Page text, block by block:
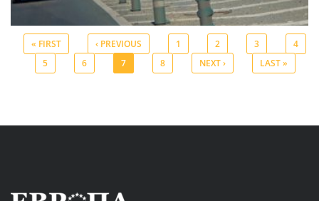
Pages
« FIRST ‹ PREVIOUS 1 2 3
4
5
6 7 8 NEXT › LAST »